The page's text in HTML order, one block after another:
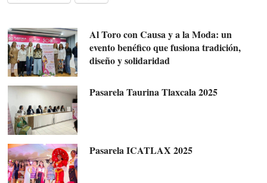
Al Toro con Causa y a la Moda: un
evento benéfico que fusiona tradición,
diseño y solidaridad
Pasarela Taurina Tlaxcala 2025
Pasarela ICATLAX 2025